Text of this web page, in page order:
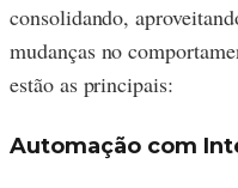
consolidando,
mudanças no
estão as principais:
Automação com